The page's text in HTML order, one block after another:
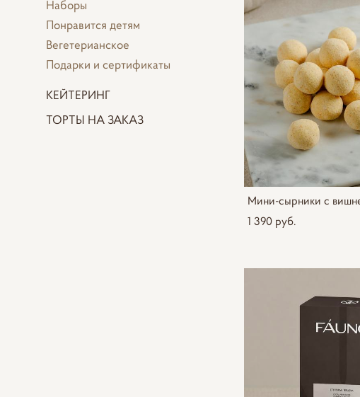
Наборы
Понравится детям
Вегетерианское
Подарки и сертификаты
КЕЙТЕРИНГ
ТОРТЫ НА ЗАКАЗ
Мини-сырники с
1 390 pуб.